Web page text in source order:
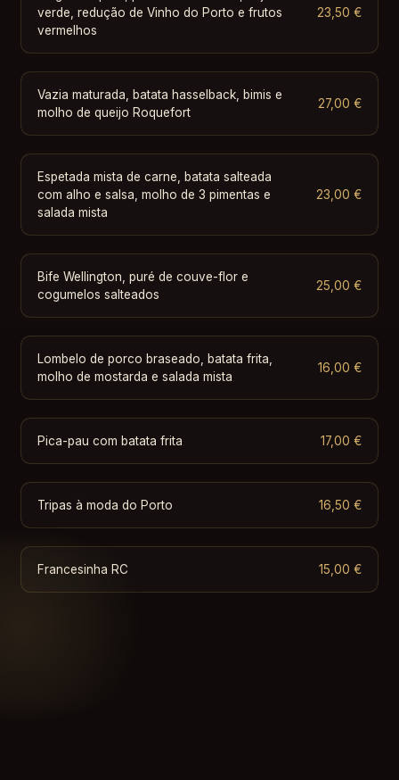
verde, redução de Vinho do Porto e frutos
vermelhos
23,50 €
Vazia maturada, batata hasselback, bimis e
molho de queijo Roquefort
27,00 €
Espetada mista de carne, batata salteada
com alho e salsa, molho de 3 pimentas e
salada mista
23,00 €
Bife Wellington, puré de couve-flor e
cogumelos salteados
25,00 €
Lombelo de porco braseado, batata frita,
molho de mostarda e salada mista
16,00 €
Pica-pau com batata frita 17,00 €
Tripas à moda do Porto 16,50 €
Francesinha RC 15,00 €